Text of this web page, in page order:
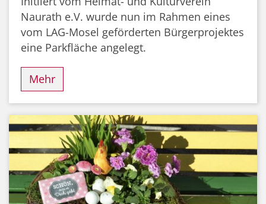
Naurath e.V. wurde nun im Rahmen eines
vom LAG-Mosel geförderten Bürgerprojektes
eine Parkfläche angelegt.
Mehr